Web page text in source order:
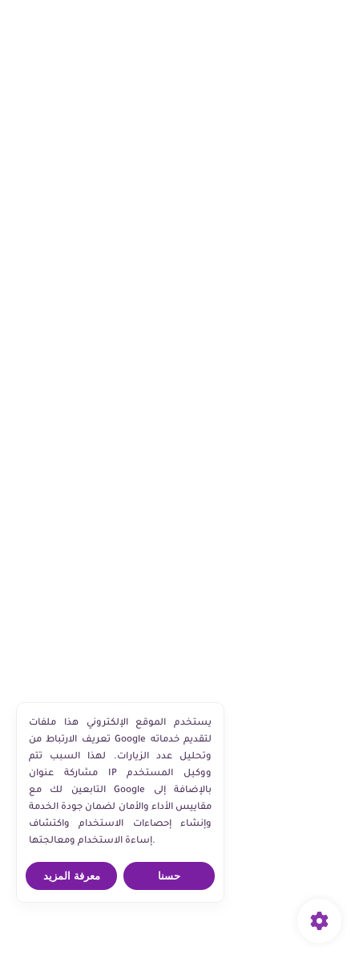
يستخدم الموقع الإلكتروني هذا ملفات
تعريف الارتباط من Google لتقديم خدماته
وتحليل عدد الزيارات. لهذا السبب تتم
مشاركة عنوان IP ووكيل المستخدم
التابعين لك مع Google بالإضافة إلى
مقاييس الأداء والأمان لضمان جودة الخدمة
وإنشاء إحصاءات الاستخدام واكتشاف
إساءة الاستخدام ومعالجتها.
معرفة المزيد حسنا